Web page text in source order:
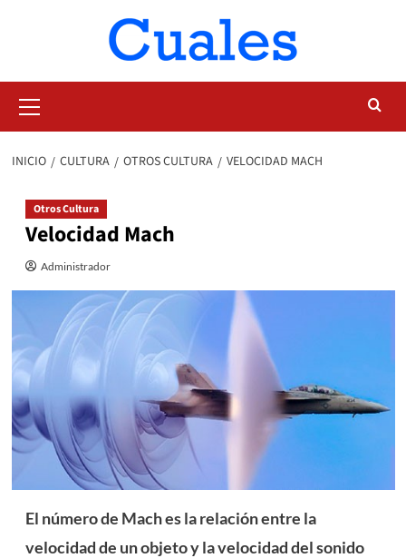
primario
INICIO CULTURA OTROS CULTURA VELOCIDAD MACH
Otros Cultura
Velocidad Mach
Administrador
El número de Mach es la relación entre la
velocidad de un objeto y la velocidad del sonido